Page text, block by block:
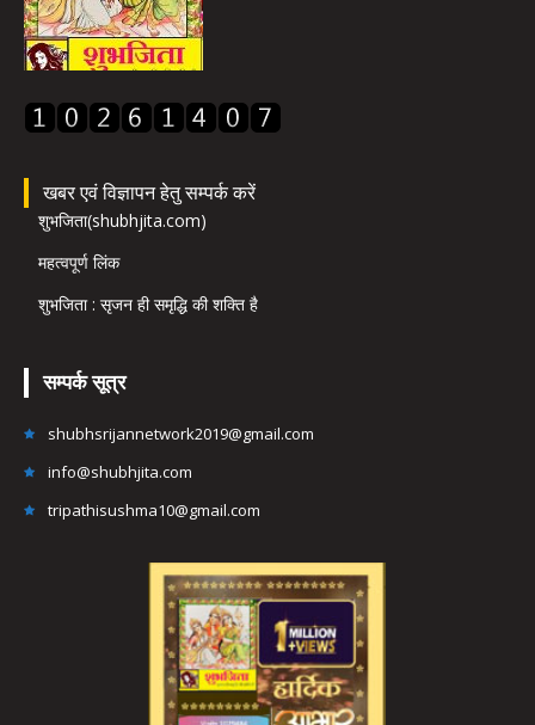
खबर एवं विज्ञापन हेतु सम्पर्क करें
शुभजिता(shubhjita.com)
महत्वपूर्ण लिंक
शुभजिता : सृजन ही समृद्धि की शक्ति है
सम्पर्क सूत्र
shubhsrijannetwork2019@gmail.com
info@shubhjita.com
tripathisushma10@gmail.com